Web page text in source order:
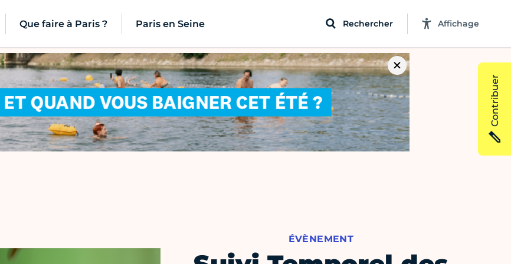
Que faire à Paris ? Paris en Seine Rechercher Affichage
ÉVÈNEMENT
Contribuer